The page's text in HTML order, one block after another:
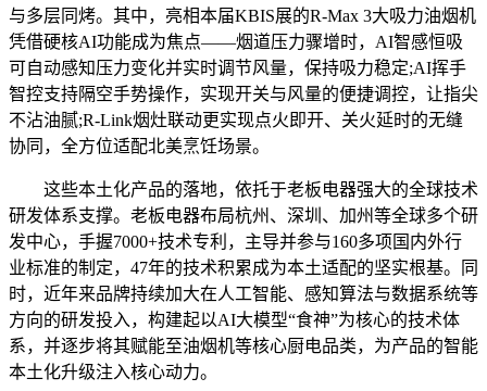
与多层同烤。其中，亮相本届KBIS展的R-Max 3大吸力油烟机
凭借硬核AI功能成为焦点——烟道压力骤增时，AI智感恒吸
可自动感知压力变化并实时调节风量，保持吸力稳定;AI挥手
智控支持隔空手势操作，实现开关与风量的便捷调控，让指尖
不沾油腻;R-Link烟灶联动更实现点火即开、关火延时的无缝
协同，全方位适配北美烹饪场景。
这些本土化产品的落地，依托于老板电器强大的全球技术
研发体系支撑。老板电器布局杭州、深圳、加州等全球多个研
发中心，手握7000+技术专利，主导并参与160多项国内外行
业标准的制定，47年的技术积累成为本土适配的坚实根基。同
时，近年来品牌持续加大在人工智能、感知算法与数据系统等
方向的研发投入，构建起以AI大模型“食神”为核心的技术体
系，并逐步将其赋能至油烟机等核心厨电品类，为产品的智能
本土化升级注入核心动力。